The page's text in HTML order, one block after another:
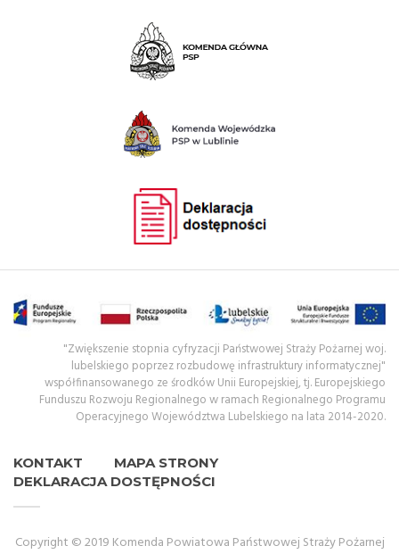
KONTAKT
MAPA STRONY
DEKLARACJA DOSTĘPNOŚCI
Copyright © 2019 Komenda Powiatowa Państwowej Straży Pożarnej
"Zwiększenie stopnia cyfryzacji Państwowej Straży Pożarnej woj.
lubelskiego poprzez rozbudowę infrastruktury informatycznej"
współfinansowanego ze środków Unii Europejskiej, tj. Europejskiego
Funduszu Rozwoju Regionalnego w ramach Regionalnego Programu
Operacyjnego Województwa Lubelskiego na lata 2014-2020.